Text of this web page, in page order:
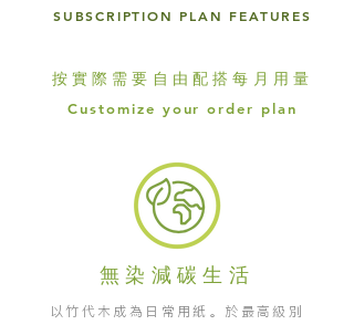
SUBSCRIPTION PLAN FEATURES
按實際需要自由配搭每月用量
Customize your order plan
無染減碳生活
以竹代木成為日常用紙。於最高級別